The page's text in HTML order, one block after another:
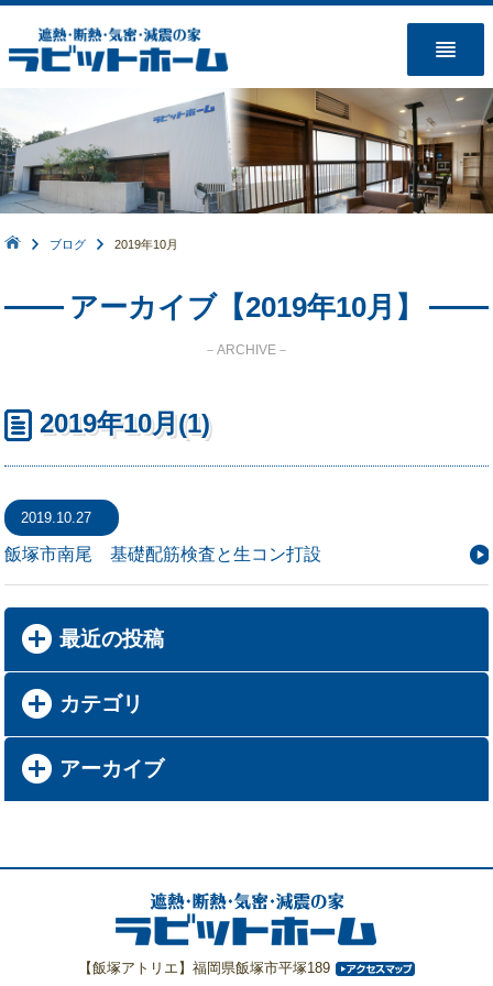
ブログ 2019年10月
アーカイブ【2019年10月】
－ARCHIVE－
2019年10月(1)
2019.10.27
飯塚市南尾 基礎配筋検査と生コン打設
最近の投稿
カテゴリ
アーカイブ
【飯塚アトリエ】福岡県飯塚市平塚189